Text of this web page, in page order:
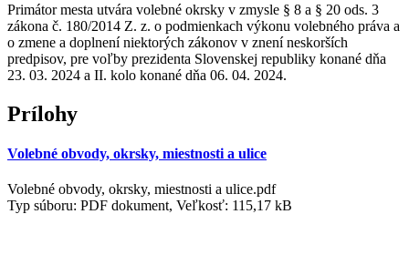
Primátor mesta utvára volebné okrsky v zmysle § 8 a § 20 ods. 3
zákona č. 180/2014 Z. z. o podmienkach výkonu volebného práva a
o zmene a doplnení niektorých zákonov v znení neskorších
predpisov, pre voľby prezidenta Slovenskej republiky konané dňa
23. 03. 2024 a II. kolo konané dňa 06. 04. 2024.
Prílohy
Volebné obvody, okrsky, miestnosti a ulice
Volebné obvody, okrsky, miestnosti a ulice.pdf
Typ súboru: PDF dokument, Veľkosť: 115,17 kB